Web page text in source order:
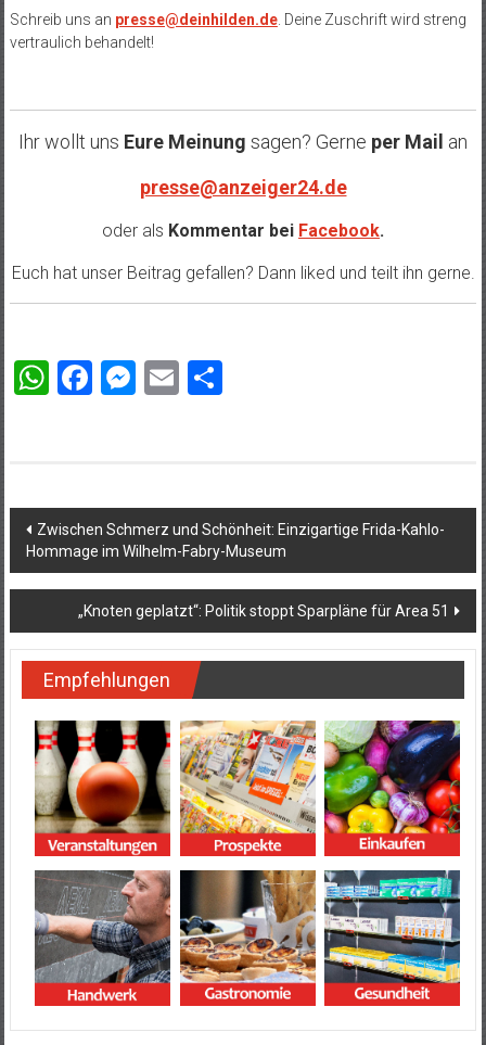
Schreib uns an presse@deinhilden.de. Deine Zuschrift wird streng
vertraulich behandelt!
Ihr wollt uns Eure Meinung sagen? Gerne per Mail an
presse@anzeiger24.de
oder als Kommentar bei Facebook.
Euch hat unser Beitrag gefallen? Dann liked und teilt ihn gerne.
WhatsApp
Facebook
Messenger
Email
Beitragsnavigation
Zwischen Schmerz und Schönheit: Einzigartige Frida-Kahlo-
Hommage im Wilhelm-Fabry-Museum
„Knoten geplatzt“: Politik stoppt Sparpläne für Area 51
Empfehlungen